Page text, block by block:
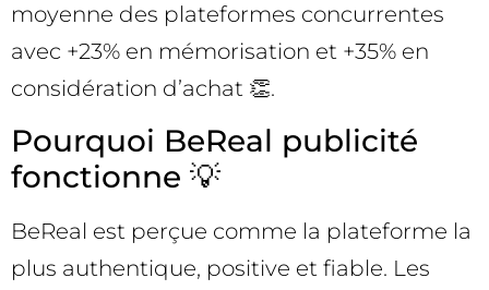
moyenne des plateformes concurrentes
avec +23% en mémorisation et +35% en
considération d’achat 👏.
Pourquoi BeReal publicité
fonctionne 💡
BeReal est perçue comme la plateforme la
plus authentique, positive et fiable. Les